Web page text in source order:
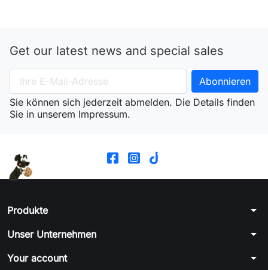
Get our latest news and special sales
Sie können sich jederzeit abmelden. Die Details finden
Sie in unserem Impressum.
Produkte arrow_drop_down
Unser Unternehmen arrow_drop_down
Your account arrow_drop_down